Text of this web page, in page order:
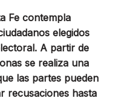
Fe contempla
elegidos
A partir de
se realiza una
las partes pueden
recusaciones hasta